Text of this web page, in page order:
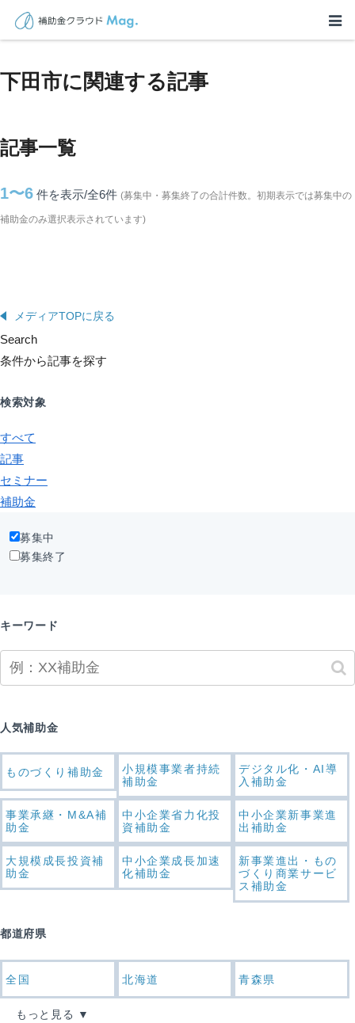
TOP > 補助金・助成金詳細>静岡県
下田市に関連する記事
記事一覧
1〜6 件を表示/全6件 (募集中・募集終了の合計件数。初期表示では募集中の
補助金のみ選択表示されています)
メディアTOPに戻る
Search
条件から記事を探す
検索対象
すべて
記事
セミナー
補助金
募集中
募集終了
キーワード
人気補助金
ものづくり補助金
小規模事業者持続
補助金
デジタル化・AI導
入補助金
事業承継・M&A補
助金
中小企業省力化投
資補助金
中小企業新事業進
出補助金
大規模成長投資補
助金
中小企業成長加速
化補助金
新事業進出・もの
づくり商業サービ
ス補助金
都道府県
全国 北海道 青森県
もっと見る